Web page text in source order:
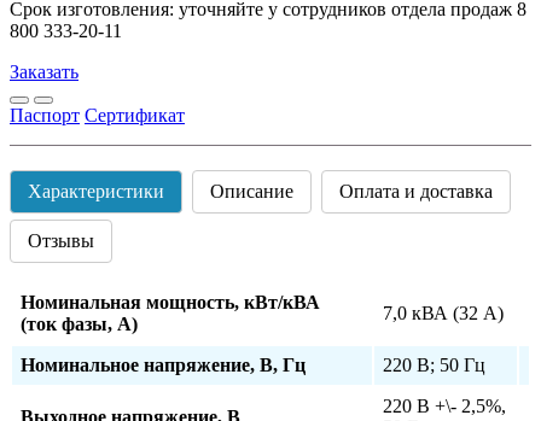
Срок изготовления: уточняйте у сотрудников отдела продаж 8
800 333-20-11
Заказать
Паспорт Сертификат
Характеристики Описание Оплата и доставка
Отзывы
Номинальная мощность, кВт/кВА
(ток фазы, А)
7,0 кВА (32 А)
Номинальное напряжение, В, Гц 220 В; 50 Гц
Выходное напряжение, В
220 В +\- 2,5%,